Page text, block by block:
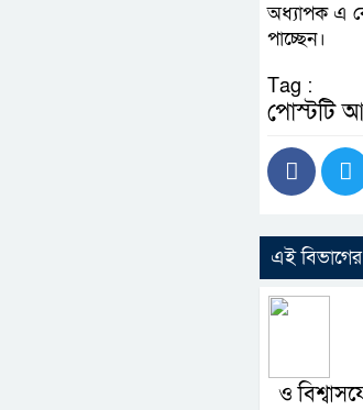
অধ্যাপক এ
পাচ্ছেন।
Tag :
পোস্টটি
এই
ও